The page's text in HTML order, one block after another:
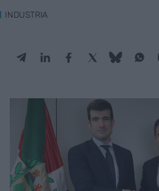
INDUSTRIA